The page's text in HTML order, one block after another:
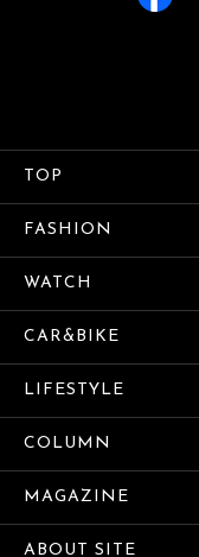
TOP
FASHION
WATCH
CAR&BIKE
LIFESTYLE
COLUMN
MAGAZINE
ABOUT SITE